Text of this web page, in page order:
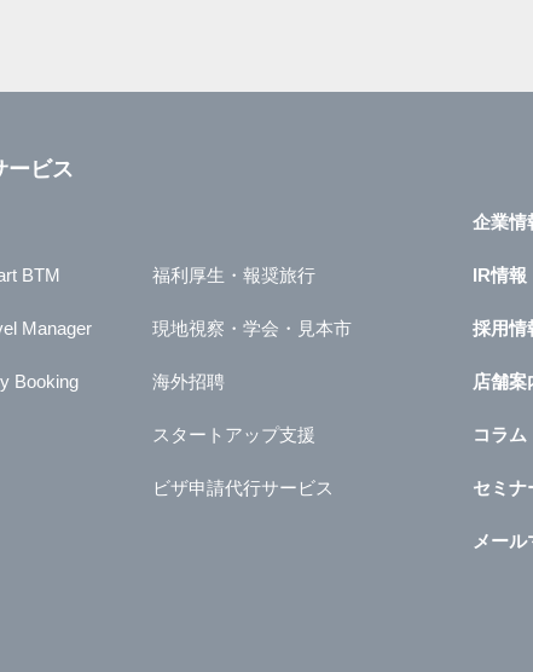
ービス
BTM
Manager
Booking
福利厚生・報奨旅行
現地視察・学会・見本市
海外招聘
スタートアップ支援
ビザ申請代行サービス
企業情
IR情報
採用情
店舗案
コラム
セミナ
メー